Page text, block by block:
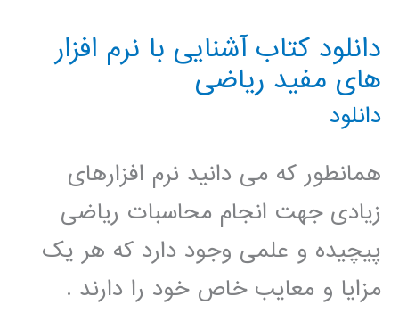
دانلود کتاب آشنایی با نرم افزار
های مفید ریاضی
دانلود
همانطور که می دانید نرم افزارهای
زیادی جهت انجام محاسبات ریاضی
پیچیده و علمی وجود دارد که هر یک
مزایا و معایب خاص خود را دارند .